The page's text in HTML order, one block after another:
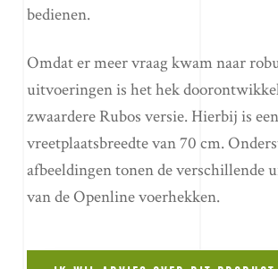
bedienen.
Omdat er meer vraag kwam naar
uitvoeringen is het hek
zwaardere Rubos versie. Hierbij is een
vreetplaatsbreedte van 70 cm.
afbeeldingen tonen de verschillende
van de Openline voerhekken.